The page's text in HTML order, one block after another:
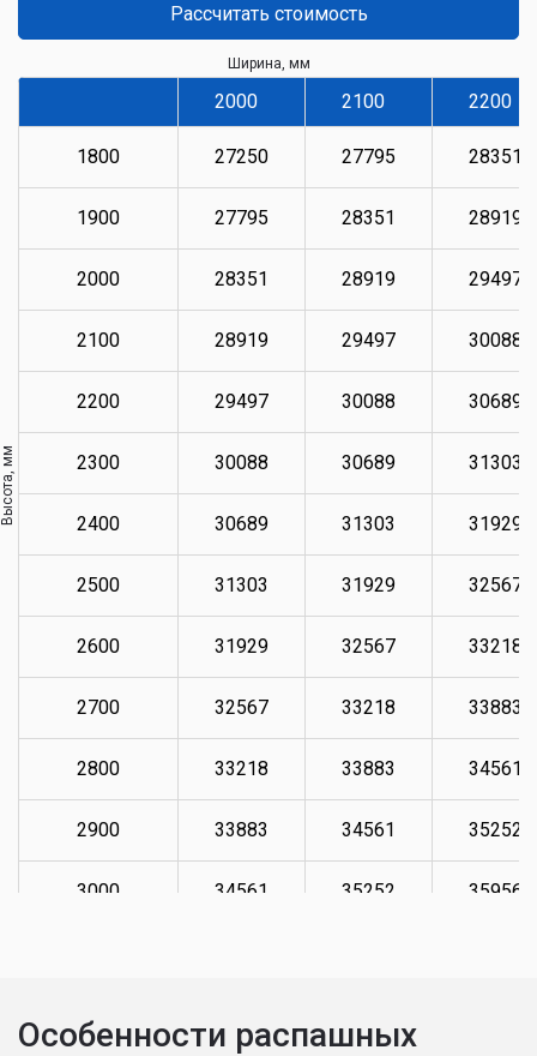
Рассчитать стоимость
Ширина, мм
Высота, мм
2000 2100 2200
1800 27250 27795 28351
1900 27795 28351 28919
2000 28351 28919 29497
2100 28919 29497 30088
2200 29497 30088 30689
2300 30088 30689 31303
2400 30689 31303 31929
2500 31303 31929 32567
2600 31929 32567 33218
2700 32567 33218 33883
2800 33218 33883 34561
2900 33883 34561 35252
3000 34561 35252 35956
Особенности распашных